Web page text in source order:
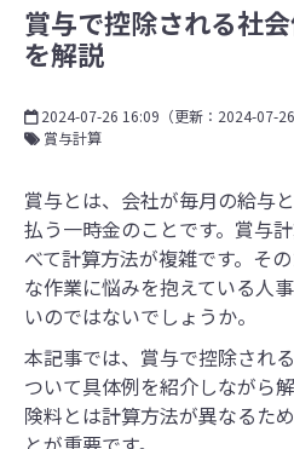
賞与で控除される社
を解説
2024-07-26 16:09 （更新： 2024-07-
賞与計算
賞与とは、会社が毎月の給与
払う一時金のことです。賞与
べて計算方法が複雑です。そ
な作業に悩みを抱えている人
いのではないでしょうか。
本記事では、賞与で控除され
ついて具体例を紹介しながら
険料とは計算方法が異なるた